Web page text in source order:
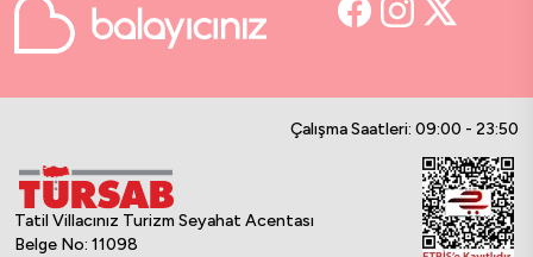
Çalışma Saatleri: 09:00 - 23:50
Tatil Villacınız Turizm Seyahat Acentası
Belge No: 11098